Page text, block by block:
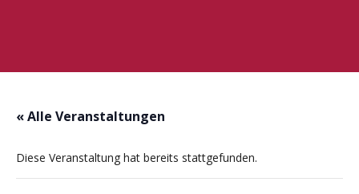
« Alle Veranstaltungen
Diese Veranstaltung hat bereits stattgefunden.